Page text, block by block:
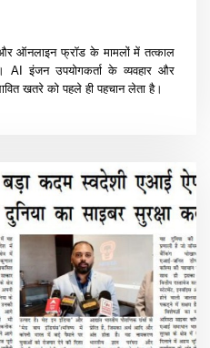
ऑनलाइन फ्रॉड के मामलों में तत्काल
AI इंजन उपयोगकर्ता के व्यवहार और
खतरे को पहले ही पहचान लेता है।